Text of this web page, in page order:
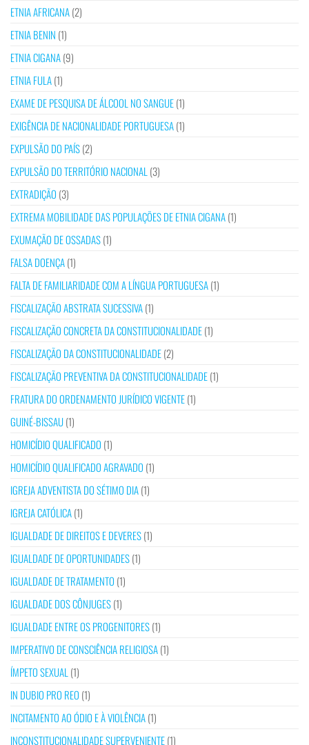
ETNIA AFRICANA(2)
ETNIA BENIN (1)
ETNIA CIGANA(9)
ETNIA FULA(1)
EXAME DE PESQUISA DE ÁLCOOL NO SANGUE(1)
EXIGÊNCIA DE NACIONALIDADE PORTUGUESA(1)
EXPULSÃO DO PAÍS(2)
EXPULSÃO DO TERRITÓRIO NACIONAL (3)
EXTRADIÇÃO (3)
EXTREMA MOBILIDADE DAS POPULAÇÕES DE ETNIA CIGANA(1)
EXUMAÇÃO DE OSSADAS(1)
FALSA DOENÇA(1)
FALTA DE FAMILIARIDADE COM A LÍNGUA PORTUGUESA(1)
FISCALIZAÇÃO ABSTRATA SUCESSIVA(1)
FISCALIZAÇÃO CONCRETA DA CONSTITUCIONALIDADE(1)
FISCALIZAÇÃO DA CONSTITUCIONALIDADE(2)
FISCALIZAÇÃO PREVENTIVA DA CONSTITUCIONALIDADE(1)
FRATURA DO ORDENAMENTO JURÍDICO VIGENTE(1)
GUINÉ-BISSAU(1)
HOMICÍDIO QUALIFICADO (1)
HOMICÍDIO QUALIFICADO AGRAVADO (1)
IGREJA ADVENTISTA DO SÉTIMO DIA(1)
IGREJA CATÓLICA(1)
IGUALDADE DE DIREITOS E DEVERES(1)
IGUALDADE DE OPORTUNIDADES(1)
IGUALDADE DE TRATAMENTO (1)
IGUALDADE DOS CÔNJUGES(1)
IGUALDADE ENTRE OS PROGENITORES(1)
IMPERATIVO DE CONSCIÊNCIA RELIGIOSA(1)
ÍMPETO SEXUAL (1)
IN DUBIO PRO REO (1)
INCITAMENTO AO ÓDIO E À VIOLÊNCIA(1)
INCONSTITUCIONALIDADE SUPERVENIENTE(1)